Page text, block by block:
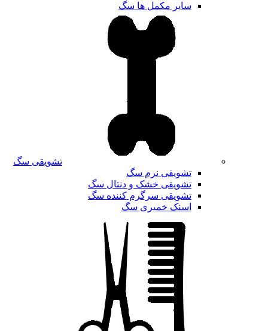
سایر مکمل ها سگ
تشویقی سگ
تشویقی نرم سگ
تشویقی خشک و دنتال سگ
تشویقی سرگرم کننده سگ
اسنک خمیری سگ